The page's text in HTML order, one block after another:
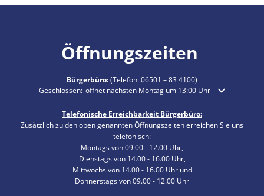
Öffnungszeiten
Bürgerbüro:(Telefon:06501 – 83 4100)
Klicken, um weitere Öffnungs- oder Schließzeiten auszublenden
Geschlossen: öffnet nächsten Montag um 13:00 Uhr
Telefonische Erreichbarkeit Bürgerbüro:
Zusätzlich zu den oben genannten Öffnungszeiten erreichen Sie uns
telefonisch:
Montags von 09.00 - 12.00 Uhr,
Dienstags von 14.00 - 16.00 Uhr,
Mittwochs von 14.00 - 16.00 Uhr und
Donnerstags von 09.00 - 12.00 Uhr